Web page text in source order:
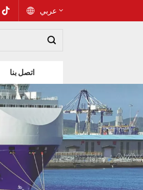
عربي
Русский
Español
Português
عربي
kiswahili
اتصل بنا